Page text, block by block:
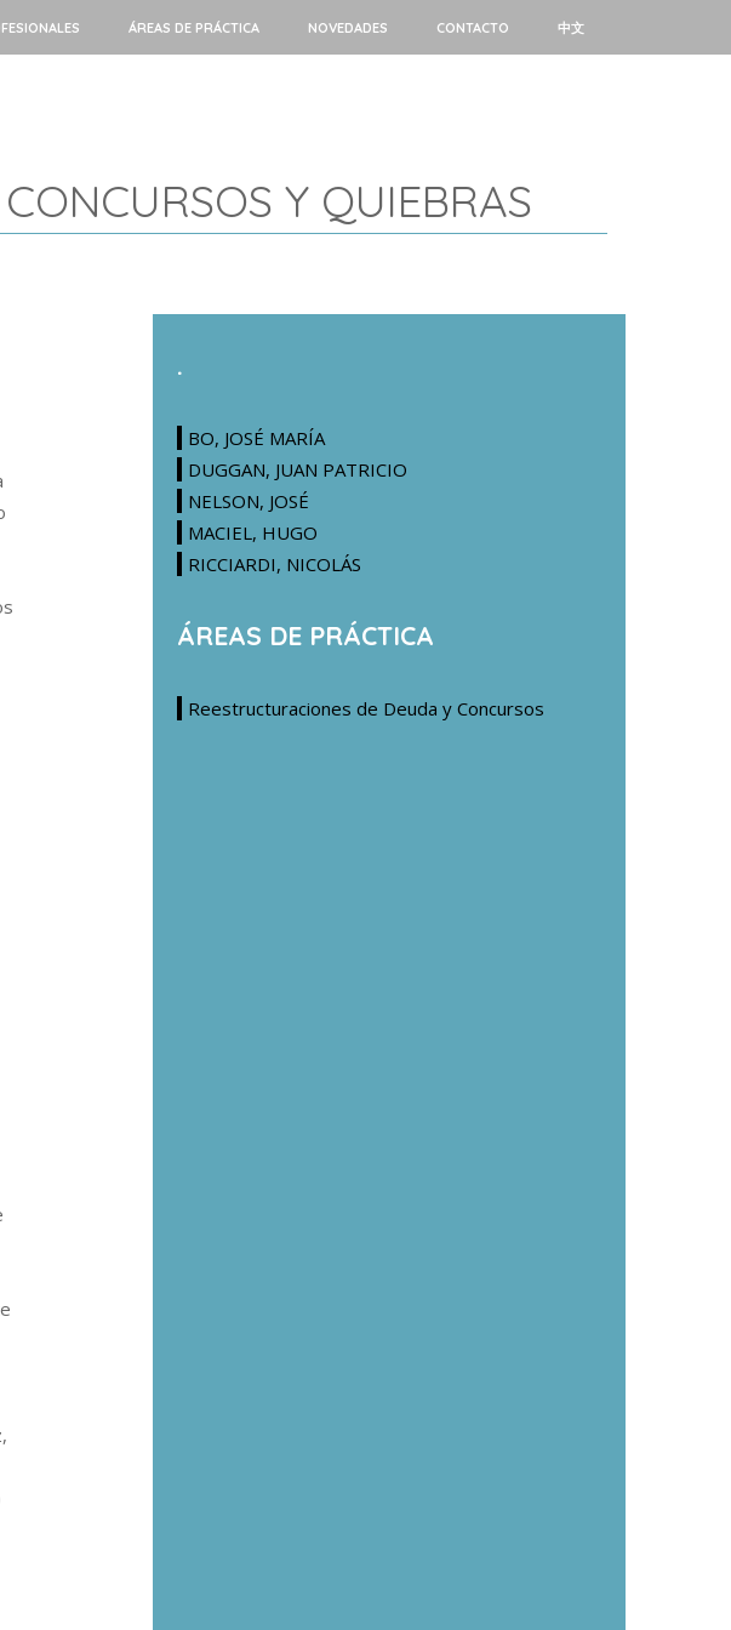
ÁREAS DE PRÁCTICA NOVEDADES CONTACTO 中文
Y QUIEBRAS
.
BO, JOSÉ MARÍA
DUGGAN, JUAN PATRICIO
NELSON, JOSÉ
MACIEL, HUGO
RICCIARDI, NICOLÁS
ÁREAS DE PRÁCTICA
Reestructuraciones de Deuda y Concursos